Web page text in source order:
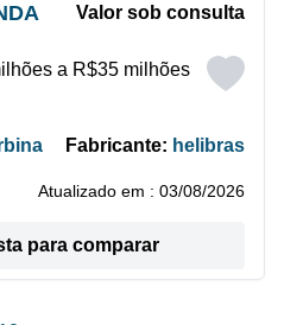
Valor sob consulta
a R$35 milhões
Fabricante: helibras
Atualizado em : 03/08/2026
para comparar